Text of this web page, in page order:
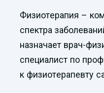
Физиотерапия –
спектра
назначает врач-
специалист по
к физиотерапевту